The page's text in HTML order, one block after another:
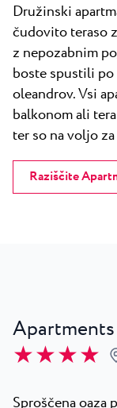
Družinski
čudovito teraso
z nepozabnim
boste spustili
oleandrov. Vsi
balkonom ali
ter so na voljo
Raziščite
★ ★ ★ ★
Sproščena oaza